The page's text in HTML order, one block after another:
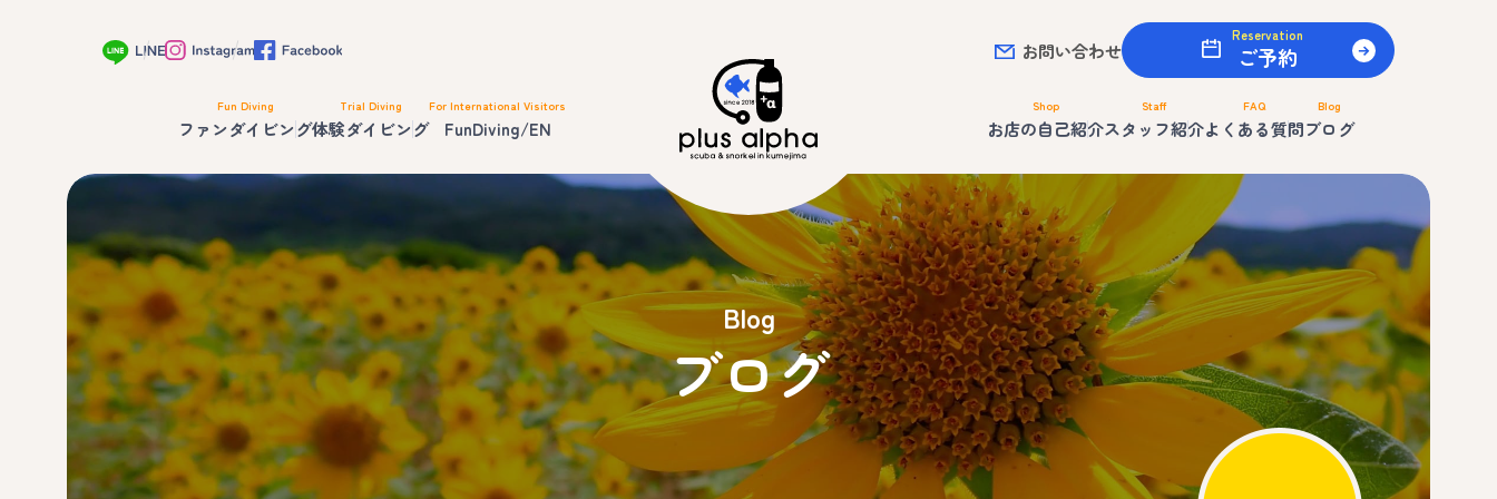
お問い合わせ
Reservation
ご予約
Fun Diving
ファンダイビング
Trial Diving
体験ダイビング
For International Visitors
FunDiving/EN
Shop
お店の自己紹介
Staff
スタッフ紹介
FAQ
よくある質問
Blog
ブログ
Blog
ブログ